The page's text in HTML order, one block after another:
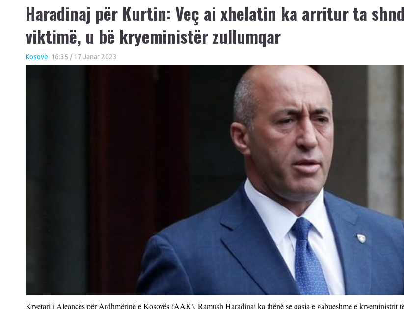
Haradinaj për Kurtin: Veç ai xhelatin ka arritur ta
viktimë, u bë kryeministër zullumqar
Kosovë 16:35 / 17 Janar 2023
Kryetari i Aleancës për Ardhmërinë e Kosovës (AAK), Ramush Haradinaj ka thënë se qasja e gabueshme e kryeministrit